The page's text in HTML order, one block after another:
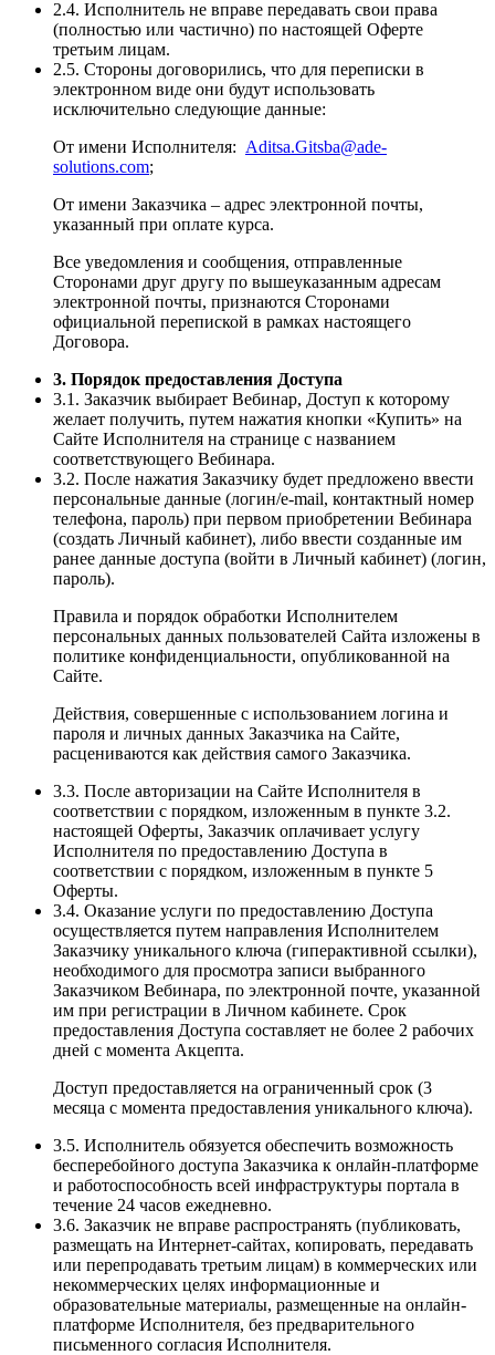
2.4. Исполнитель не вправе передавать свои права
(полностью или частично) по настоящей Оферте
третьим лицам.
2.5. Стороны договорились, что для переписки в
электронном виде они будут использовать
исключительно следующие данные:
От имени Исполнителя: Aditsa.Gitsba@ade-
solutions.com;
От имени Заказчика – адрес электронной почты,
указанный при оплате курса.
Все уведомления и сообщения, отправленные
Сторонами друг другу по вышеуказанным адресам
электронной почты, признаются Сторонами
официальной перепиской в рамках настоящего
Договора.
3. Порядок предоставления Доступа
3.1. Заказчик выбирает Вебинар, Доступ к которому
желает получить, путем нажатия кнопки «Купить» на
Сайте Исполнителя на странице с названием
соответствующего Вебинара.
3.2. После нажатия Заказчику будет предложено ввести
персональные данные (логин/e-mail, контактный номер
телефона, пароль) при первом приобретении Вебинара
(создать Личный кабинет), либо ввести созданные им
ранее данные доступа (войти в Личный кабинет) (логин,
пароль).
Правила и порядок обработки Исполнителем
персональных данных пользователей Сайта изложены в
политике конфиденциальности, опубликованной на
Сайте.
Действия, совершенные с использованием логина и
пароля и личных данных Заказчика на Сайте,
расцениваются как действия самого Заказчика.
3.3. После авторизации на Сайте Исполнителя в
соответствии с порядком, изложенным в пункте 3.2.
настоящей Оферты, Заказчик оплачивает услугу
Исполнителя по предоставлению Доступа в
соответствии с порядком, изложенным в пункте 5
Оферты.
3.4. Оказание услуги по предоставлению Доступа
осуществляется путем направления Исполнителем
Заказчику уникального ключа (гиперактивной ссылки),
необходимого для просмотра записи выбранного
Заказчиком Вебинара, по электронной почте, указанной
им при регистрации в Личном кабинете. Срок
предоставления Доступа составляет не более 2 рабочих
дней с момента Акцепта.
Доступ предоставляется на ограниченный срок (3
месяца с момента предоставления уникального ключа).
3.5. Исполнитель обязуется обеспечить возможность
бесперебойного доступа Заказчика к онлайн-платформе
и работоспособность всей инфраструктуры портала в
течение 24 часов ежедневно.
3.6. Заказчик не вправе распространять (публиковать,
размещать на Интернет-сайтах, копировать, передавать
или перепродавать третьим лицам) в коммерческих или
некоммерческих целях информационные и
образовательные материалы, размещенные на онлайн-
платформе Исполнителя, без предварительного
письменного согласия Исполнителя.